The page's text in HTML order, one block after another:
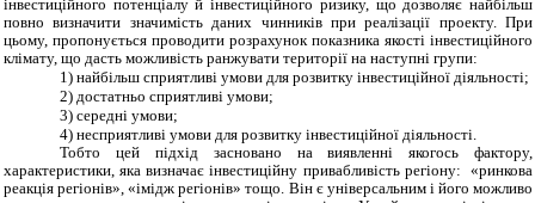
інвестиційного потенціалу й інвестиційного ризику, що дозволяє найбільш
повно визначити значимість даних чинників при реалізації проекту. При
цьому, пропонується проводити розрахунок показника якості інвестиційного
клімату, що дасть можливість ранжувати території на наступні групи:
1) найбільш сприятливі умови для розвитку інвестиційної діяльності;
2) достатньо сприятливі умови;
3) середні умови;
4) несприятливі умови для розвитку інвестиційної діяльності.
Тобто цей підхід засновано на виявленні якогось фактору,
характеристики, яка визначає інвестиційну привабливість регіону: «ринкова
реакція регіонів», «імідж регіонів» тощо. Він є універсальним і його можливо